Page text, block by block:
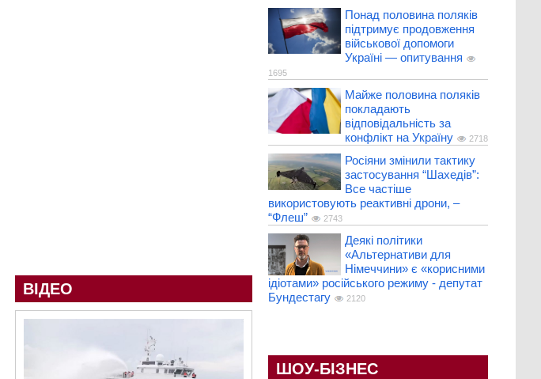
ВІДЕО
Понад половина поляків
підтримує продовження
військової допомоги
Україні — опитування
1695
Майже половина поляків
покладають
відповідальність за
конфлікт на Україну
2718
Росіяни змінили тактику
застосування “Шахедів”:
Все частіше
використовують реактивні дрони, –
“Флеш”
2743
Деякі політики
«Альтернативи для
Німеччини» є «корисними
ідіотами» російського режиму - депутат
Бундестагу
2120
ШОУ-БІЗНЕС